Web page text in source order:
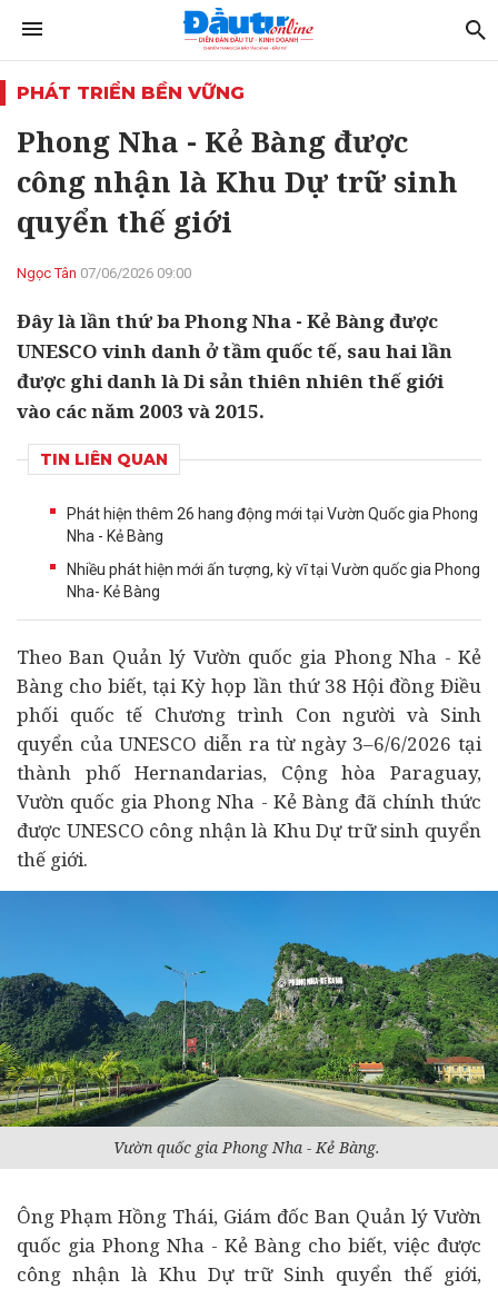
PHÁT TRIỂN BỀN VỮNG
Phong Nha - Kẻ Bàng được
công nhận là Khu Dự trữ sinh
quyển thế giới
Ngọc Tân 07/06/2026 09:00
Đây là lần thứ ba Phong Nha - Kẻ Bàng được
UNESCO vinh danh ở tầm quốc tế, sau hai lần
được ghi danh là Di sản thiên nhiên thế giới
vào các năm 2003 và 2015.
TIN LIÊN QUAN
Phát hiện thêm 26 hang động mới tại Vườn Quốc gia Phong
Nha - Kẻ Bàng
Nhiều phát hiện mới ấn tượng, kỳ vĩ tại Vườn quốc gia Phong
Nha- Kẻ Bàng
Theo Ban Quản lý Vườn quốc gia Phong Nha - Kẻ
Bàng cho biết, tại Kỳ họp lần thứ 38 Hội đồng Điều
phối quốc tế Chương trình Con người và Sinh
quyển của UNESCO diễn ra từ ngày 3–6/6/2026 tại
thành phố Hernandarias, Cộng hòa Paraguay,
Vườn quốc gia Phong Nha - Kẻ Bàng đã chính thức
được UNESCO công nhận là Khu Dự trữ sinh quyển
thế giới.
Vườn quốc gia Phong Nha - Kẻ Bàng.
Ông Phạm Hồng Thái, Giám đốc Ban Quản lý Vườn
quốc gia Phong Nha - Kẻ Bàng cho biết, việc được
công nhận là Khu Dự trữ Sinh quyển thế giới,